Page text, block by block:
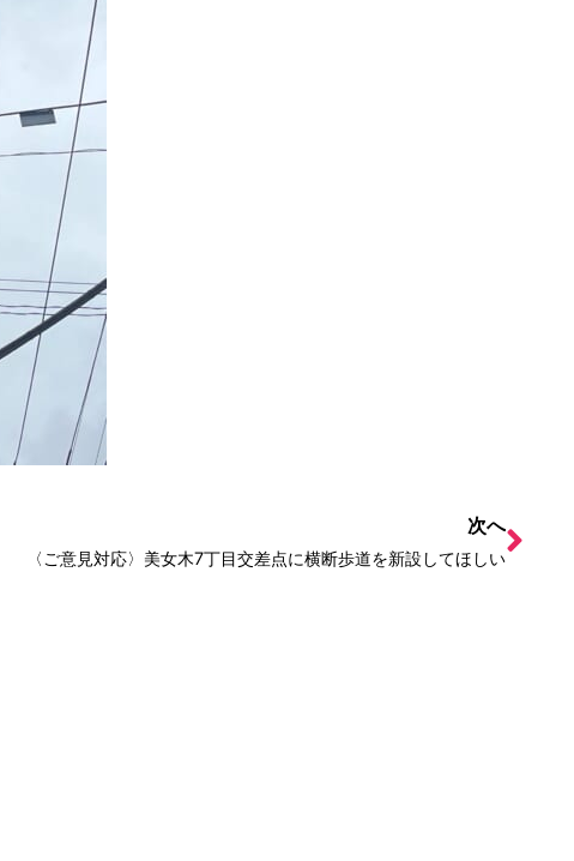
次へ
〈ご意見対応〉美女木7丁目交差点に横断歩道を新設してほしい